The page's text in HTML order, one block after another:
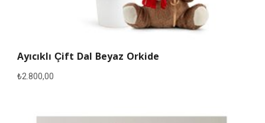
Ayıcıklı Çift Dal Beyaz Orkide
₺2.800,00